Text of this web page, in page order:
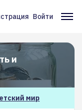
Войти
и
мир